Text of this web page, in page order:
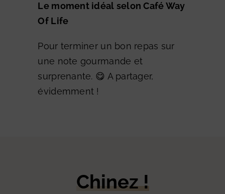
Le moment idéal selon Café Way
Of Life
Pour terminer un bon repas sur
une note gourmande et
surprenante. 😋 A partager,
évidemment !
Chinez !